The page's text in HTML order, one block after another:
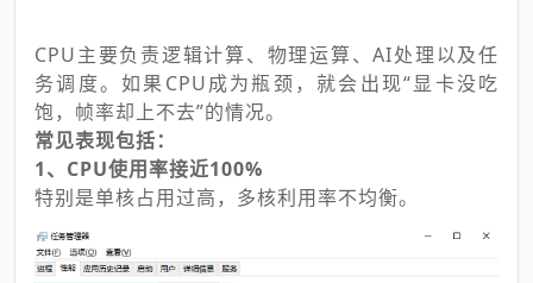
CPU主要负责逻辑计算、物理运算、AI处理以及任
务调度。如果CPU成为瓶颈，就会出现“显卡没吃
饱，帧率却上不去”的情况。
常见表现包括：
1、CPU使用率接近100%
特别是单核占用过高，多核利用率不均衡。